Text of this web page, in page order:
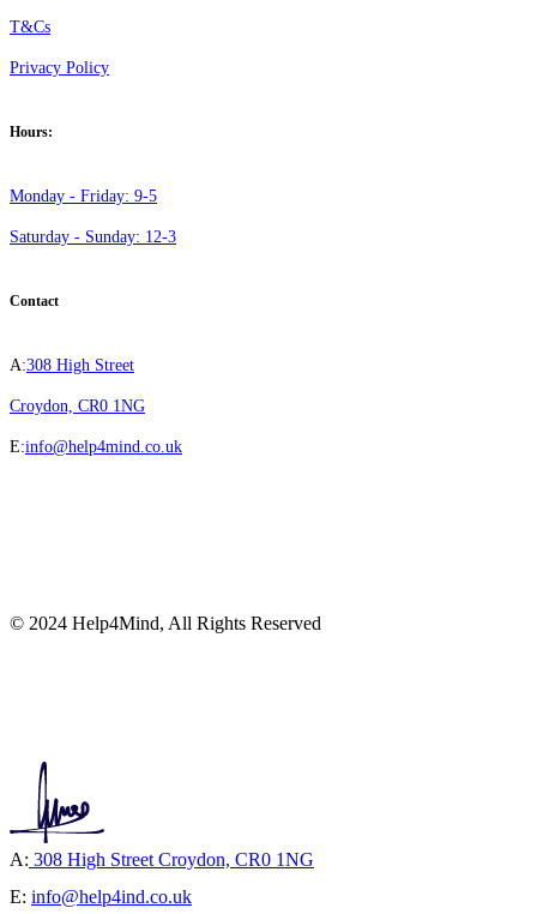
T&Cs
Privacy Policy
Hours:
Monday - Friday: 9-5
Saturday - Sunday: 12-3
Contact
A:308 High Street
Croydon, CR0 1NG
E:info@help4mind.co.uk
© 2024 Help4Mind, All Rights Reserved
A: 308 High Street Croydon, CR0 1NG
E: info@help4ind.co.uk